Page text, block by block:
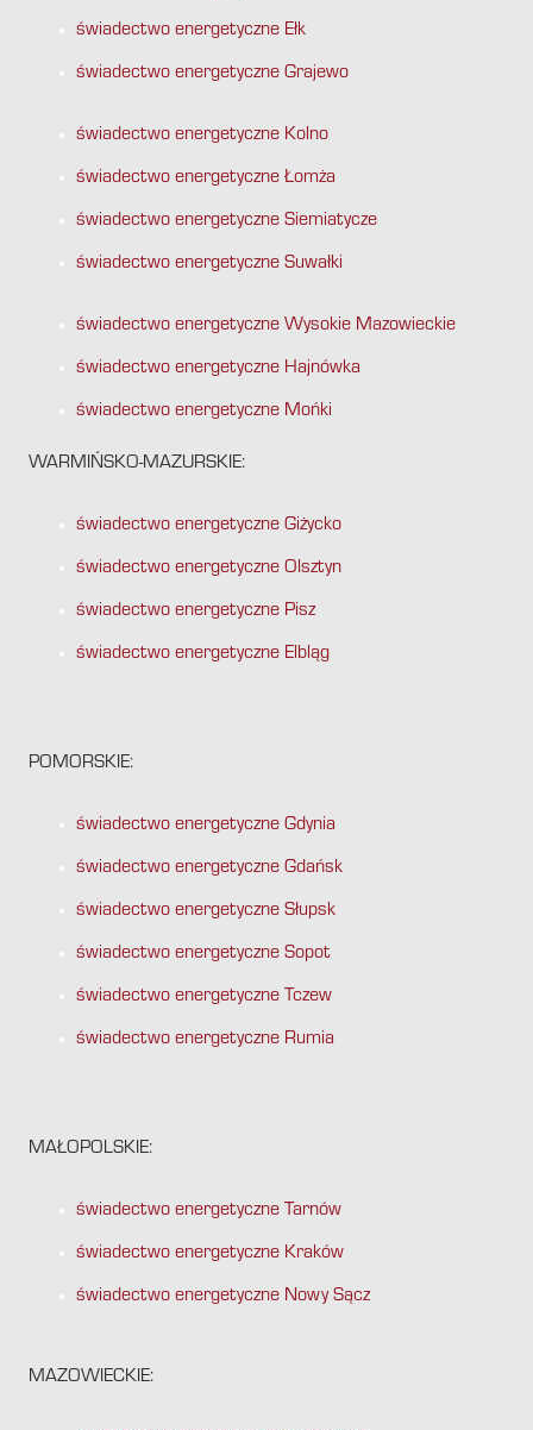
świadectwo energetyczne Ełk
świadectwo energetyczne Grajewo
świadectwo energetyczne Kolno
świadectwo energetyczne Łomża
świadectwo energetyczne Siemiatycze
świadectwo energetyczne Suwałki
świadectwo energetyczne Wysokie Mazowieckie
świadectwo energetyczne Hajnówka
świadectwo energetyczne Mońki
WARMIŃSKO-MAZURSKIE:
świadectwo energetyczne Giżycko
świadectwo energetyczne Olsztyn
świadectwo energetyczne Pisz
świadectwo energetyczne Elbląg
POMORSKIE:
świadectwo energetyczne Gdynia
świadectwo energetyczne Gdańsk
świadectwo energetyczne Słupsk
świadectwo energetyczne Sopot
świadectwo energetyczne Tczew
świadectwo energetyczne Rumia
MAŁOPOLSKIE:
świadectwo energetyczne Tarnów
świadectwo energetyczne Kraków
świadectwo energetyczne Nowy Sącz
MAZOWIECKIE: